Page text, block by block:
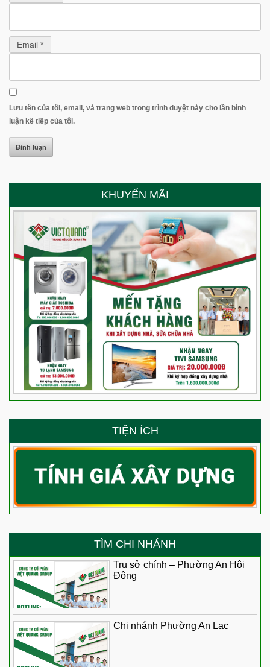
Email *
Lưu tên của tôi, email, và trang web trong trình duyệt này cho lần bình
luận kế tiếp của tôi.
KHUYẾN MÃI
TIỆN ÍCH
TÌM CHI NHÁNH
Trụ sở chính – Phường An Hội
Đông
Chi nhánh Phường An Lạc